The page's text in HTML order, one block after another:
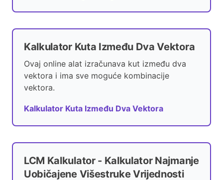
Kalkulator Kuta Između Dva Vektora
Ovaj online alat izračunava kut između dva
vektora i ima sve moguće kombinacije
vektora.
Kalkulator Kuta Između Dva Vektora
LCM Kalkulator - Kalkulator Najmanje
Uobičajene Višestruke Vrijednosti